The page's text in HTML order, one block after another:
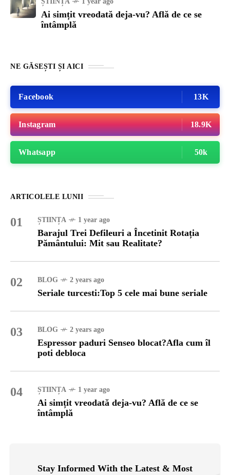
Ai simțit vreodată deja-vu? Află de ce se
întâmplă
NE GĂSEȘTI ȘI AICI
Facebook 13K
Instagram 18.9K
Whatsapp 50k
ARTICOLELE LUNII
01 ȘTIINȚA 1 year ago
Barajul Trei Defileuri a Încetinit Rotația
Pământului: Mit sau Realitate?
02 BLOG 2 years ago
Seriale turcesti:Top 5 cele mai bune seriale
03 BLOG 2 years ago
Espressor paduri Senseo blocat?Afla cum îl
poti debloca
04 ȘTIINȚA 1 year ago
Ai simțit vreodată deja-vu? Află de ce se
întâmplă
Stay Informed With the Latest & Most